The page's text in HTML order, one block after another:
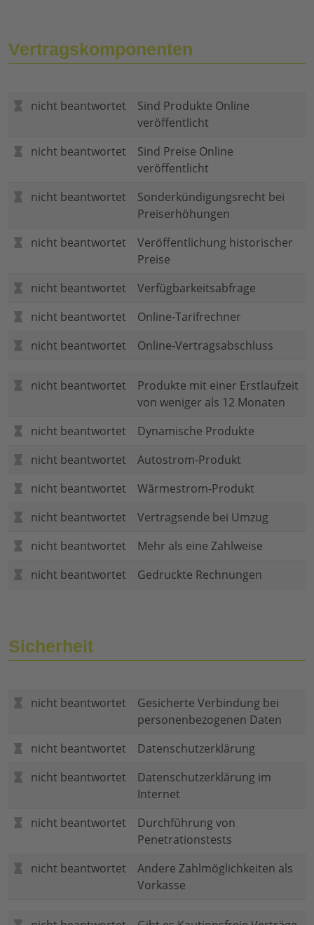
Vertragskomponenten
nicht beantwortet
Sind Produkte Online
veröffentlicht
nicht beantwortet
Sind Preise Online
veröffentlicht
nicht beantwortet
Sonderkündigungsrecht bei
Preiserhöhungen
nicht beantwortet
Veröffentlichung historischer
Preise
nicht beantwortet
Verfügbarkeitsabfrage
nicht beantwortet
Online-Tarifrechner
nicht beantwortet
Online-Vertragsabschluss
nicht beantwortet
Produkte mit einer Erstlaufzeit
von weniger als 12 Monaten
nicht beantwortet
Dynamische Produkte
nicht beantwortet
Autostrom-Produkt
nicht beantwortet
Wärmestrom-Produkt
nicht beantwortet
Vertragsende bei Umzug
nicht beantwortet
Mehr als eine Zahlweise
nicht beantwortet
Gedruckte Rechnungen
Sicherheit
nicht beantwortet
Gesicherte Verbindung bei
personenbezogenen Daten
nicht beantwortet
Datenschutzerklärung
nicht beantwortet
Datenschutzerklärung im
Internet
nicht beantwortet
Durchführung von
Penetrationstests
nicht beantwortet
Andere Zahlmöglichkeiten als
Vorkasse